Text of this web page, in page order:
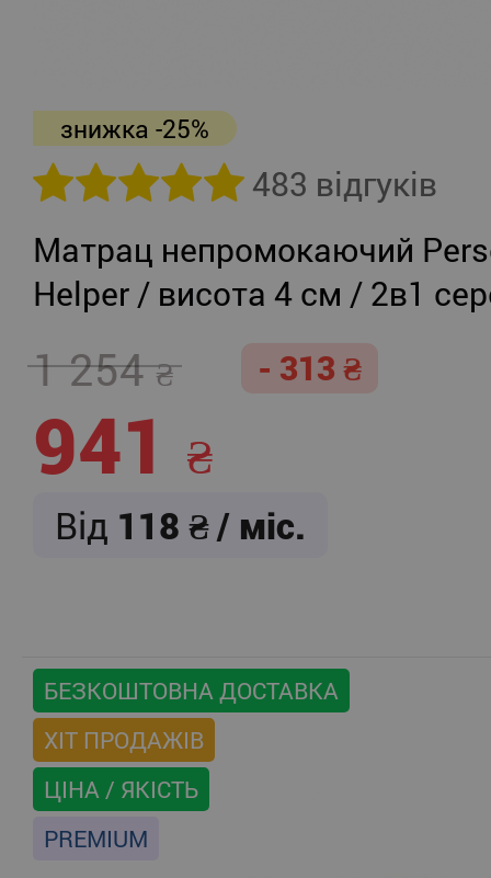
знижка -25%
483 відгуків
Матрац непромокаючий
Helper / висота 4 см / 2в1
1 254 - 313
941
Від 118 / міс.
БЕЗКОШТОВНА ДОСТАВКА
ХІТ ПРОДАЖІВ
ЦІНА / ЯКІСТЬ
PREMIUM